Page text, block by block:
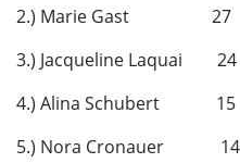
2.) Marie Gast 27
3.) Jacqueline Laquai 24
4.) Alina Schubert 15
5.) Nora Cronauer 14